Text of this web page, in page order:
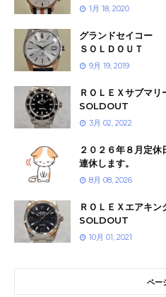
1月 18, 2020
グランドセイコー
ＳＯＬＤＯＵＴ
9月 19, 2019
ＲＯＬＥＸサブマリ
SOLDOUT
3月 02, 2022
２０２６年８月定休
連休します。
8月 08, 2026
ＲＯＬＥＸエアキン
SOLDOUT
10月 01, 2021
ペー